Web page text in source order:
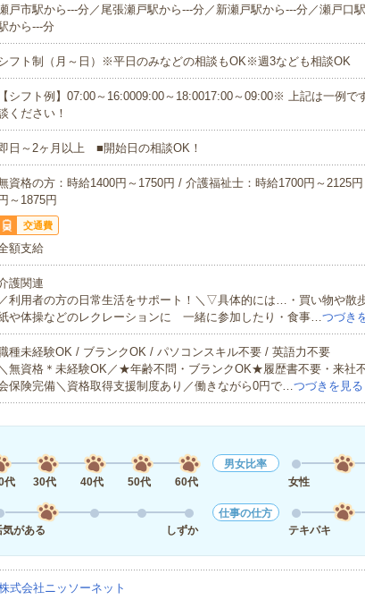
戸市駅から---分／尾張瀬戸駅から---分／新瀬戸駅から---分／瀬戸口
から---分
フト制（月～日）※平日のみなどの相談もOK※週3なども相談OK
【シフト例】07:00～16:0009:00～18:0017:00～09:00※ 上記は一例で
ください！
日～2ヶ月以上 ■開始日の相談OK！
資格の方：時給1400円～1750円 / 介護福祉士：時給1700円～2125
円～1875円
交通費
額支給
護関連
／利用者の方の日常生活をサポート！＼▽具体的には…・買い物や散
や体操などのレクレーションに 一緒に参加したり・食事…つづき
種未経験OK / ブランクOK / パソコンスキル不要 / 英語力不要
無資格＊未経験OK／★年齢不問・ブランクOK★履歴書不要・来社
保険完備＼資格取得支援制度あり／働きながら0円で…つづきを見る
代
30代 40代 50代 60代
男女比率
女性
気がある
しずか
仕事の仕方
テキパキ
式会社ニッソーネット